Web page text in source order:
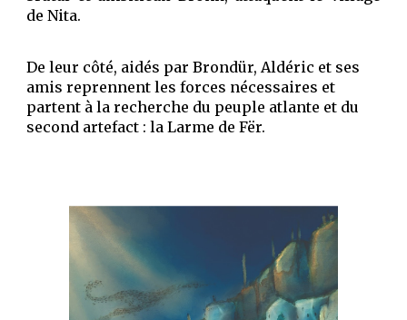
de Nita.
De leur côté, aidés par Brondür, Aldéric et ses
amis reprennent les forces nécessaires et
partent à la recherche du peuple atlante et du
second artefact : la Larme de Fër.